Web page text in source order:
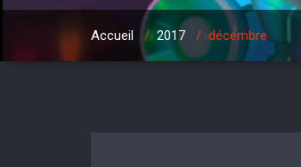
Accueil / 2017 / décembre